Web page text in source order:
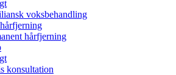
voksbehandling
hårfjerning
konsultation